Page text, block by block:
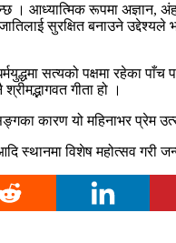
। आध्यात्मिक रूपमा अज्ञान,
सुरक्षित बनाउने
सत्यको पक्षमा रहेका
गीता हो ।
कारण यो महिनाभर प्रेम
स्थानमा विशेष महोत्सव गरी